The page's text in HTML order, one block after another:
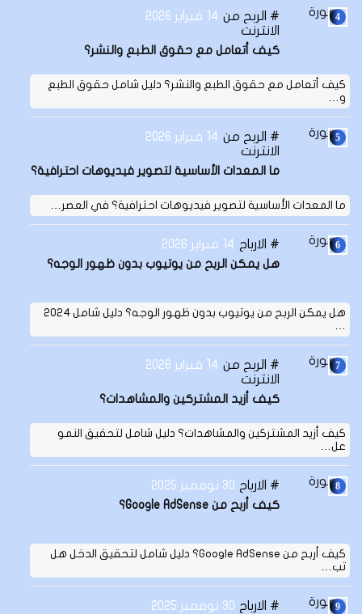
الربح من
الانترنت
14 فبراير 2026
كيف أتعامل مع حقوق الطبع والنشر؟
كيف أتعامل مع حقوق الطبع والنشر؟ دليل شامل حقوق الطبع
و…
الربح من
الانترنت
14 فبراير 2026
ما المعدات الأساسية لتصوير فيديوهات احترافية؟
ما المعدات الأساسية لتصوير فيديوهات احترافية؟ في العصر…
الارباح 14 فبراير 2026
هل يمكن الربح من يوتيوب بدون ظهور الوجه؟
هل يمكن الربح من يوتيوب بدون ظهور الوجه؟ دليل شامل 2024
…
الربح من
الانترنت
14 فبراير 2026
كيف أزيد المشتركين والمشاهدات؟
كيف أزيد المشتركين والمشاهدات؟ دليل شامل لتحقيق النمو
عل…
الارباح 30 نوفمبر 2025
كيف أربح من Google AdSense؟
كيف أربح من Google AdSense؟ دليل شامل لتحقيق الدخل هل
تب…
الارباح 30 نوفمبر 2025